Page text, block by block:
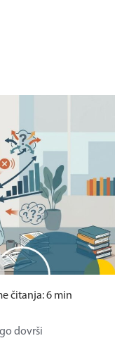
čitanja:6min
dovrši